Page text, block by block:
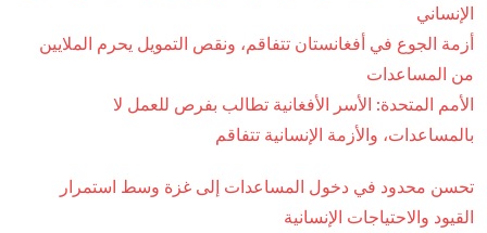
الإنساني
أزمة الجوع في أفغانستان تتفاقم، ونقص التمويل يحرم الملايين
من المساعدات
الأمم المتحدة: الأسر الأفغانية تطالب بفرص للعمل لا
بالمساعدات، والأزمة الإنسانية تتفاقم
تحسن محدود في دخول المساعدات إلى غزة وسط استمرار
القيود والاحتياجات الإنسانية